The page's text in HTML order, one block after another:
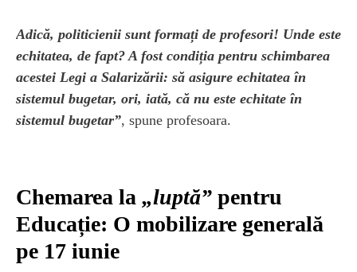
Adică, politicienii sunt formați de profesori! Unde este
echitatea, de fapt? A fost condiția pentru schimbarea
acestei Legi a Salarizării: să asigure echitatea în
sistemul bugetar, ori, iată, că nu este echitate în
sistemul bugetar”, spune profesoara.
Chemarea la „luptă” pentru
Educație: O mobilizare generală
pe 17 iunie